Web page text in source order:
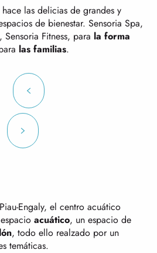
hace las delicias de grandes y
de bienestar. Sensoria Spa,
, Sensoria Fitness, para la forma
las familias.
Engaly, el centro acuático
acuático, un espacio de
, todo ello realzado por un
temáticas.